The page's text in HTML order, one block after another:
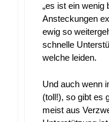
„es ist ein wenig
Ansteckungen
ewig so
schnelle
welche leiden.
Und auch wenn
(toll!), so gibt es
meist aus